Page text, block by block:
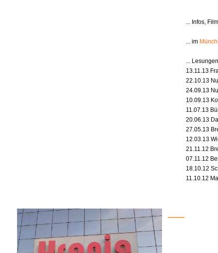
... Infos,
... im
... Lesungen
13.11.13
22.10.13
24.09.13
10.09.13
11.07.13
20.06.13
27.05.13
12.03.13
21.11.12
07.11.12
18.10.12
11.10.12